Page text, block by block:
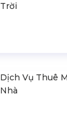
Trời
Dịch Vụ Thuê
Nhà